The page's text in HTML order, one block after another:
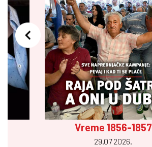
Vreme 1856-1857
29.07 2026.